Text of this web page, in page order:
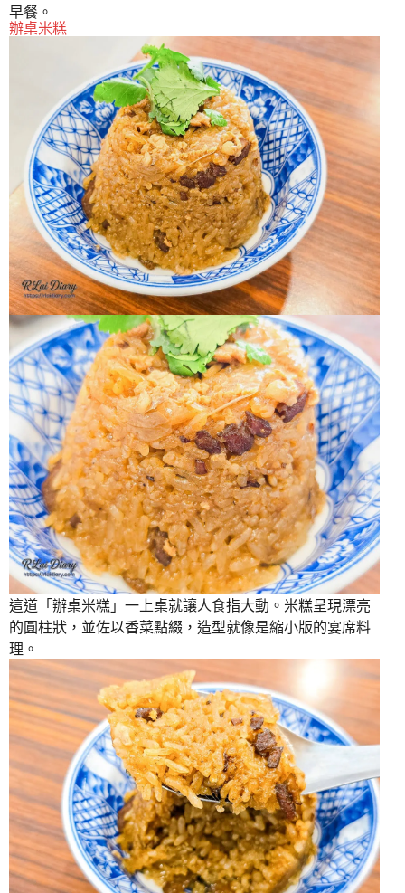
早餐。
辦桌米糕
這道「辦桌米糕」一上桌就讓人食指大動。米糕呈現漂亮
的圓柱狀，並佐以香菜點綴，造型就像是縮小版的宴席料
理。